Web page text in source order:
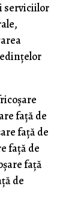
serviciilor
faţă de
faţă de
faţă de
faţă
de